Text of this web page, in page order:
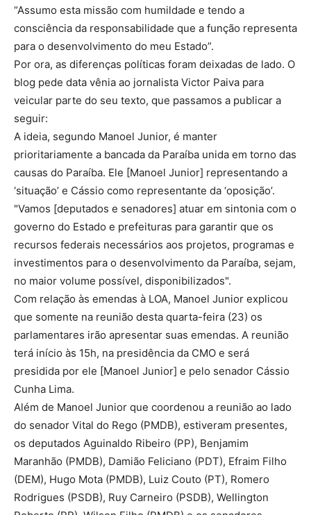
“Assumo esta missão com humildade e tendo a
consciência da responsabilidade que a função representa
para o desenvolvimento do meu Estado”.
Por ora, as diferenças políticas foram deixadas de lado. O
blog pede data vênia ao jornalista Victor Paiva para
veicular parte do seu texto, que passamos a publicar a
seguir:
A ideia, segundo Manoel Junior, é manter
prioritariamente a bancada da Paraíba unida em torno das
causas do Paraíba. Ele [Manoel Junior] representando a
‘situação’ e Cássio como representante da ‘oposição’.
"Vamos [deputados e senadores] atuar em sintonia com o
governo do Estado e prefeituras para garantir que os
recursos federais necessários aos projetos, programas e
investimentos para o desenvolvimento da Paraíba, sejam,
no maior volume possível, disponibilizados".
Com relação às emendas à LOA, Manoel Junior explicou
que somente na reunião desta quarta-feira (23) os
parlamentares irão apresentar suas emendas. A reunião
terá início às 15h, na presidência da CMO e será
presidida por ele [Manoel Junior] e pelo senador Cássio
Cunha Lima.
Além de Manoel Junior que coordenou a reunião ao lado
do senador Vital do Rego (PMDB), estiveram presentes,
os deputados Aguinaldo Ribeiro (PP), Benjamim
Maranhão (PMDB), Damião Feliciano (PDT), Efraim Filho
(DEM), Hugo Mota (PMDB), Luiz Couto (PT), Romero
Rodrigues (PSDB), Ruy Carneiro (PSDB), Wellington